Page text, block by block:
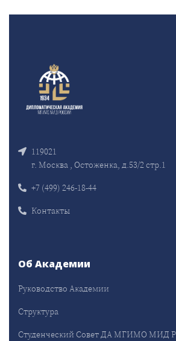
119021
г. Москва , Остоженка, д.53/2 стр.1
+7 (499) 246-18-44
Контакты
Об Академии
Руководство Академии
Структура
Студенческий Совет ДА МГИМО МИД